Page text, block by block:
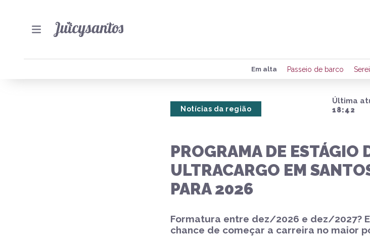
de
Em alta Passeio de barco
Última
18:42
Notícias da região
PROGRAMA DE ESTÁGIO
ULTRACARGO EM
PARA 2026
Formatura entre dez/2026 e dez/2027?
chance de começar a carreira no maior